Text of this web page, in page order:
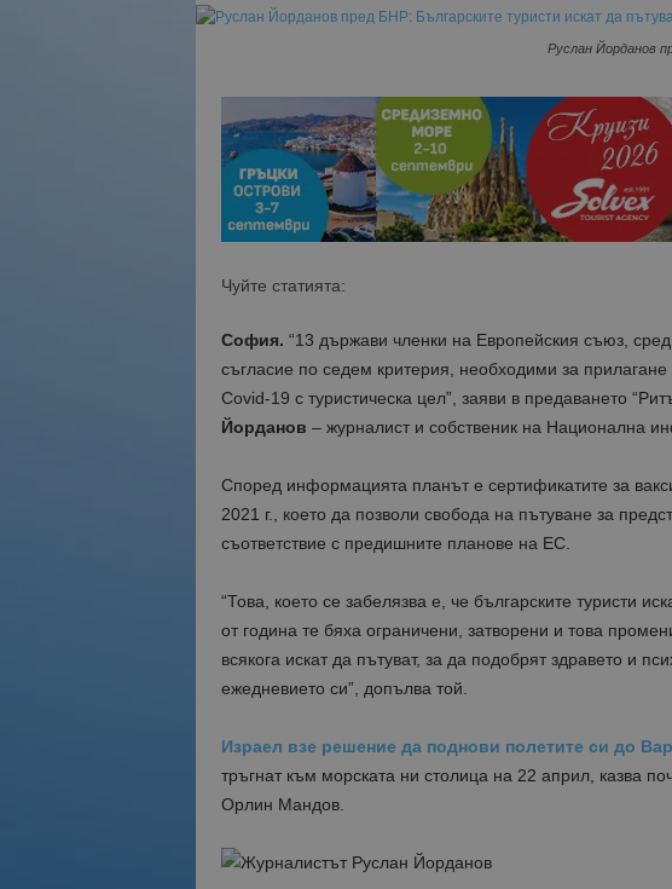
о
Руслан Йорданов
Чуйте статията:
София. “13 държави членки на Европейския съюз,
съгласие по седем критерия, необходими за
Covid-19 с туристическа цел”, заяви в предаването
Йорданов – журналист и собственик на Национална
Според информацията планът е сертификатите за
2021 г., което да позволи свобода на пътуване за
съответствие с предишните планове на ЕС.
“Това, което се забелязва е, че българските туристи
от година те бяха ограничени, затворени и това
всякога искат да пътуват, за да подобрят здравето и
ежедневието си”, допълва той.
Израел взе решение да поднови полетите си до
тръгнат към морската ни столица на 22 април, казва
Орлин Мандов.